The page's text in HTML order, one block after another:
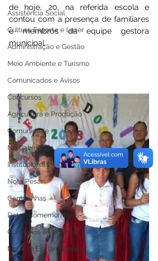
Assistência Social
Cultura Esporte e Lazer
Administração e Gestão
Meio Ambiente e Turismo
Comunicados e Avisos
Concursos
Agricultura e Produção
Comunidade
No Gabinete
Institucional e Governo
Nota Pesar
Campanhas
Datas Comemorativas
Convênios e Parcerias
Nota de Esclarecimento
de hoje, 20, na referida escola e
contou com a presença de familiares
e membros da equipe gestora
municipal.